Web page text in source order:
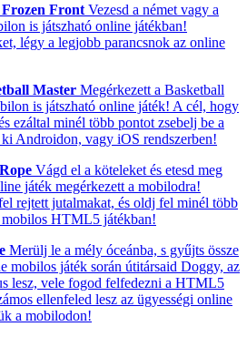
Frozen Front Vezesd a német vagy a
is játszható online játékban!
légy a legjobb parancsnok az online
Master Megérkezett a Basketball
is játszható online játék! A cél, hogy
ezáltal minél több pontot zsebelj be a
Androidon, vagy iOS rendszerben!
Vágd el a köteleket és etesd meg
játék megérkezett a mobilodra!
rejtett jutalmakat, és oldj fel minél több
mobilos HTML5 játékban!
Merülj le a mély óceánba, s gyűjts össze
mobilos játék során útitársaid Doggy, az
lesz, vele fogod felfedezni a HTML5
ellenfeled lesz az ügyességi online
a mobilodon!